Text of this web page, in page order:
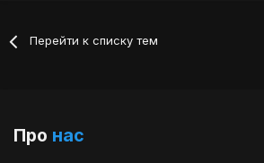
Перейти к списку тем
Про нас